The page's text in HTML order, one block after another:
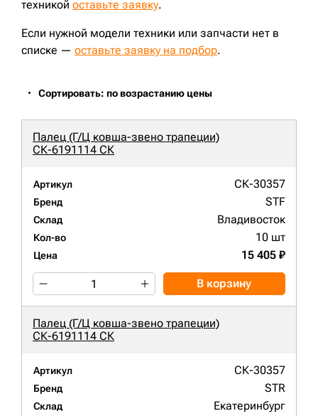
техникой оставьте заявку.
Если нужной модели техники или запчасти нет в
списке — оставьте заявку на подбор.
Сортировать: по возрастанию цены
Палец (Г/Ц ковша-звено трапеции)
СК-6191114 СК
Артикул СК-30357
Бренд STF
Склад Владивосток
Кол-во 10 шт
Цена 15 405 ₽
В корзину
Палец (Г/Ц ковша-звено трапеции)
СК-6191114 СК
Артикул СК-30357
Бренд STR
Склад Екатеринбург